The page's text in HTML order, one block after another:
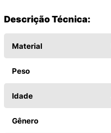
Descrição Técnica:
Material
Peso
Idade
Gênero